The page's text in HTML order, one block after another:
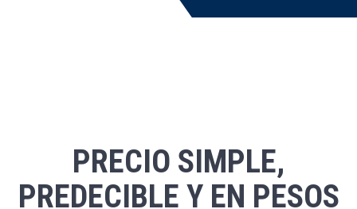
PRECIO SIMPLE,
PREDECIBLE Y EN PESOS